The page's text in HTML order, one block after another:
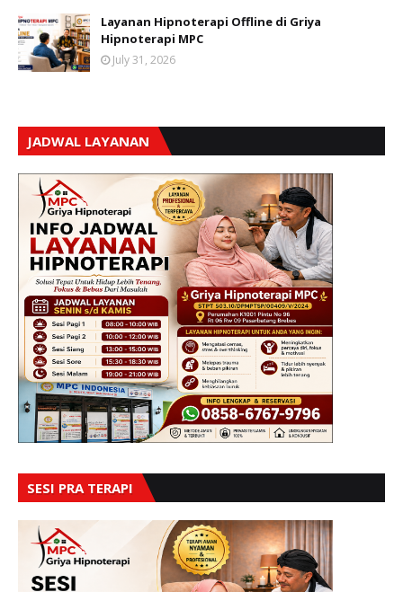
Layanan Hipnoterapi Offline di Griya
Hipnoterapi MPC
July 31, 2026
JADWAL LAYANAN
SESI PRA TERAPI